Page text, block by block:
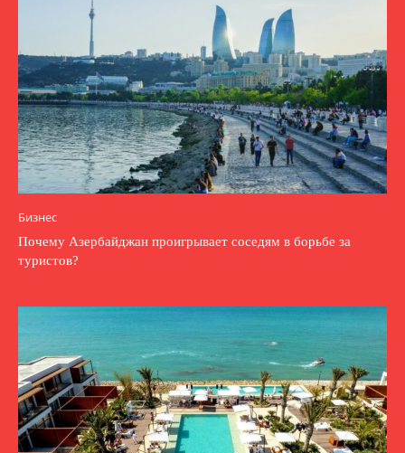
Бизнес
Почему Азербайджан проигрывает соседям в борьбе за
туристов?